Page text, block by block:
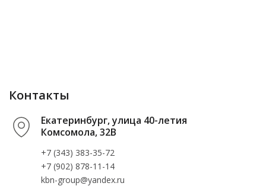
Контакты
Екатеринбург, улица 40-летия
Комсомола, 32В
+7 (343) 383-35-72
+7 (902) 878-11-14
kbn-group@yandex.ru